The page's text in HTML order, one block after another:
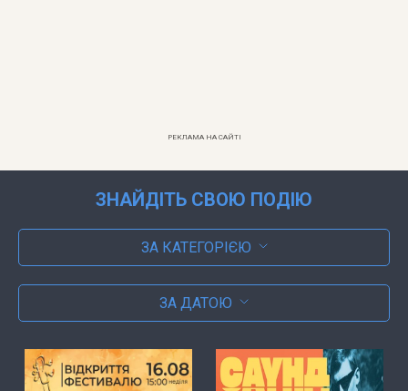
РЕКЛАМА НА САЙТІ
ЗНАЙДІТЬ СВОЮ ПОДІЮ
ЗА КАТЕГОРІЄЮ
ЗА ДАТОЮ